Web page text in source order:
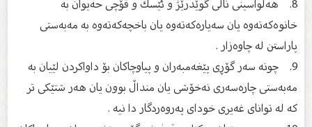
خانوەكەتەوە یان سەیارەكەتەوە یان باخچەكەتەوە بە مەبەستی
پاراستن لە چاوەزار .
9. چونە سەر گۆڕی پێغەمبەران و پیاوچاكان بۆ داواكردن لێیان بە
مەبەستی چارەسەری نەخۆشی یان منداڵ بوون یان هەر شتێكی تر
كە لە توانای غەیری خودای پەروەردگار دا نیە .